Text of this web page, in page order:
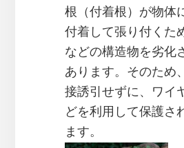
根（付着根）が物体
付着して張り付くた
などの構造物を劣化
あります。そのため
接誘引せずに、ワイ
どを利用して保護さ
ます。